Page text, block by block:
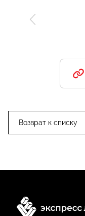
Возврат к списку